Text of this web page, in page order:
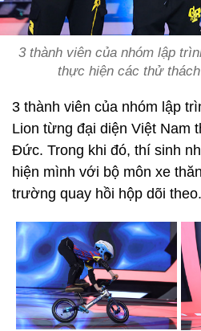
3 thành viên của nhóm lập
thực hiện các thử
3 thành viên của nhóm lập
Lion từng đại diện Việt Nam
Đức. Trong khi đó, thí sinh
hiện mình với bộ môn xe
trường quay hồi hộp dõi theo.